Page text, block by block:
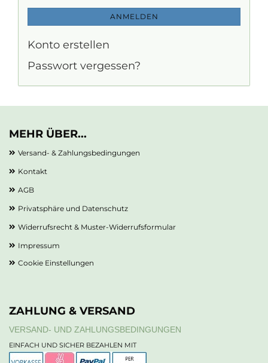
ANMELDEN
Konto erstellen
Passwort vergessen?
MEHR ÜBER...
Versand- & Zahlungsbedingungen
Kontakt
AGB
Privatsphäre und Datenschutz
Widerrufsrecht & Muster-Widerrufsformular
Impressum
Cookie Einstellungen
ZAHLUNG & VERSAND
VERSAND- UND ZAHLUNGSBEDINGUNGEN
EINFACH UND SICHER BEZAHLEN MIT